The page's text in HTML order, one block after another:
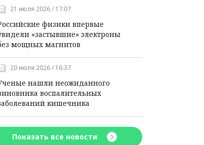
21 июля 2026 / 17:07
физики впервые
«застывшие» электроны
мощных магнитов
20 июля 2026 / 16:37
нашли неожиданного
воспалительных
кишечника
Показать все новости